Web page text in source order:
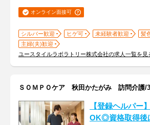
オンライン面接可
シルバー歓迎 ヒゲ可 未経験者歓迎
髪
主婦(夫)歓迎
ユースタイルラボラトリー株式会社の求人一覧を見
ＳＯＭＰＯケア 秋田かたがみ 訪問介護/
【登録ヘルパー
OK◎資格取得後